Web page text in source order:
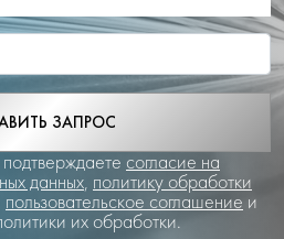
ЗАПРОС
согласие на
данных, политику обработки
пользовательское соглашение и
их обработки.